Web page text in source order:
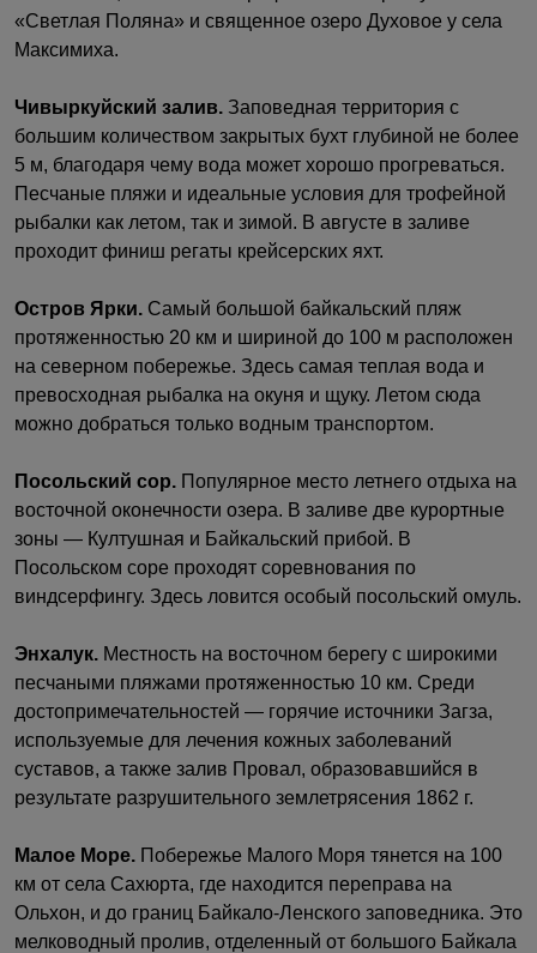
«Светлая Поляна» и священное озеро Духовое у села
Максимиха.
Чивыркуйский залив. Заповедная территория с
большим количеством закрытых бухт глубиной не более
5 м, благодаря чему вода может хорошо прогреваться.
Песчаные пляжи и идеальные условия для трофейной
рыбалки как летом, так и зимой. В августе в заливе
проходит финиш регаты крейсерских яхт.
Остров Ярки. Самый большой байкальский пляж
протяженностью 20 км и шириной до 100 м расположен
на северном побережье. Здесь самая теплая вода и
превосходная рыбалка на окуня и щуку. Летом сюда
можно добраться только водным транспортом.
Посольский сор. Популярное место летнего отдыха на
восточной оконечности озера. В заливе две курортные
зоны — Култушная и Байкальский прибой. В
Посольском соре проходят соревнования по
виндсерфингу. Здесь ловится особый посольский омуль.
Энхалук. Местность на восточном берегу с широкими
песчаными пляжами протяженностью 10 км. Среди
достопримечательностей — горячие источники Загза,
используемые для лечения кожных заболеваний
суставов, а также залив Провал, образовавшийся в
результате разрушительного землетрясения 1862 г.
Малое Море. Побережье Малого Моря тянется на 100
км от села Сахюрта, где находится переправа на
Ольхон, и до границ Байкало-Ленского заповедника. Это
мелководный пролив, отделенный от большого Байкала